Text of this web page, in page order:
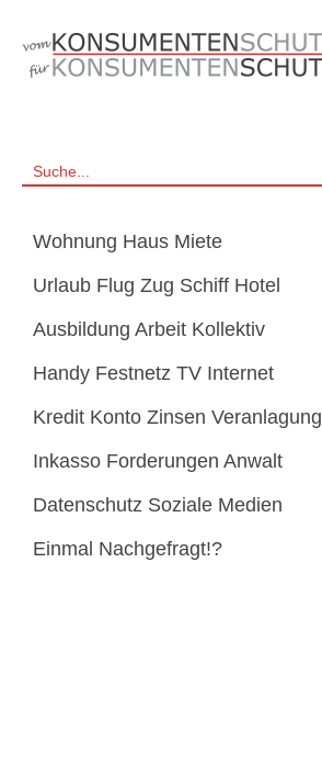
Wohnung Haus Miete
Urlaub Flug Zug Schiff Hotel
Ausbildung Arbeit Kollektiv
Handy Festnetz TV Internet
Kredit Konto Zinsen Veranlagung
Inkasso Forderungen Anwalt
Datenschutz Soziale Medien
Einmal Nachgefragt!?